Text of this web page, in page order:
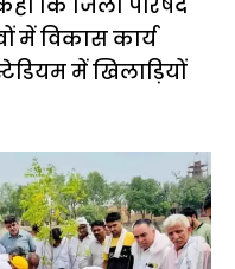
में विकास कार्य
में खिलाड़ियों